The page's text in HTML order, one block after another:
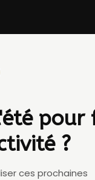
pour
?
ces prochaines